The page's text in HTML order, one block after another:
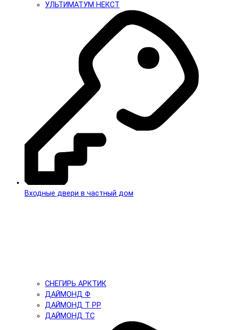
УЛЬТИМАТУМ НЕКСТ
Входные двери в частный дом
СНЕГИРЬ АРКТИК
ДАЙМОНД Ф
ДАЙМОНД Т PP
ДАЙМОНД ТС